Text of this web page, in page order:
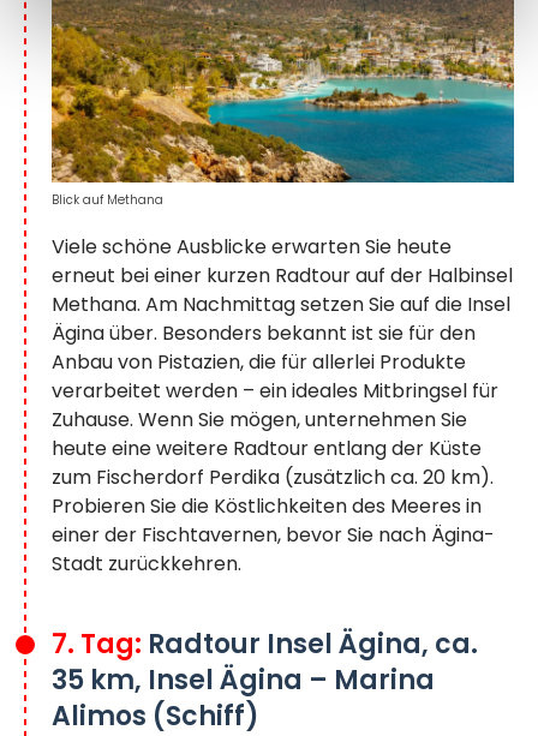
Viele schöne Ausblicke erwarten Sie heute
erneut bei einer kurzen Radtour auf der Halbinsel
Methana. Am Nachmittag setzen Sie auf die Insel
Ägina über. Besonders bekannt ist sie für den
Anbau von Pistazien, die für allerlei Produkte
verarbeitet werden – ein ideales Mitbringsel für
Zuhause. Wenn Sie mögen, unternehmen Sie
heute eine weitere Radtour entlang der Küste
zum Fischerdorf Perdika (zusätzlich ca. 20 km).
Probieren Sie die Köstlichkeiten des Meeres in
einer der Fischtavernen, bevor Sie nach Ägina-
Stadt zurückkehren.
Blick auf Methana
7. Tag: Radtour Insel Ägina, ca.
35 km, Insel Ägina – Marina
Alimos (Schiff)